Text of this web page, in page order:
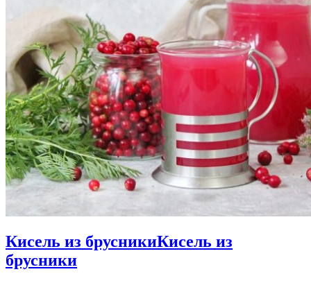
Кисель из брусникиКисель из
брусники